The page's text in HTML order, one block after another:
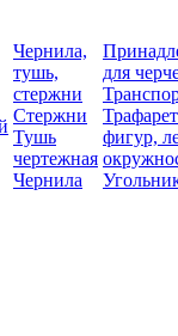
Чернила,
тушь,
стержни
Стержни
Тушь
чертежная
Чернила
для
фигур,